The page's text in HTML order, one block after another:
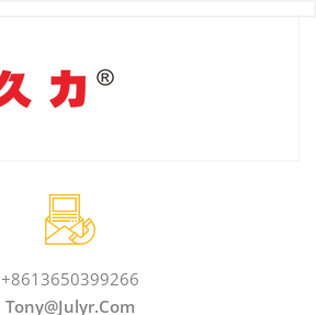
+8613650399266
Tony@julyr.com